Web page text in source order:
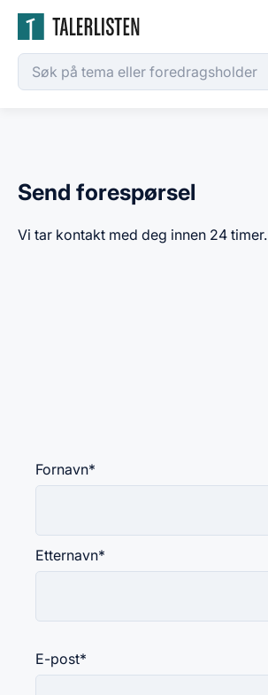
Send forespørsel
Vi tar kontakt med deg innen 24 timer.
Fornavn*
Etternavn*
E-post*